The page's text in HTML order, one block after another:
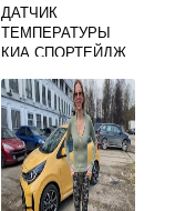
ДАТЧИК
ТЕМПЕРАТУРЫ
КИА СПОРТЕЙДЖ